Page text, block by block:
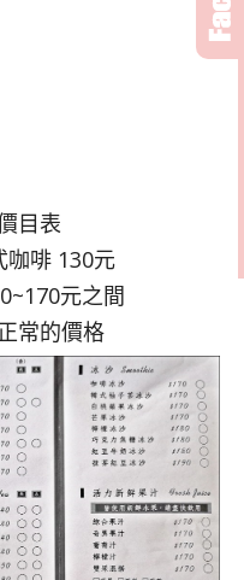
目表
咖啡 130元
元之間
常的價格